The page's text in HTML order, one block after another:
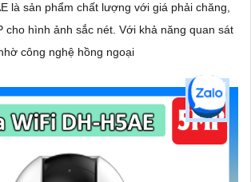
là sản phẩm chất lượng với giá phải chăng,
cho hình ảnh sắc nét. Với khả năng quan sát
công nghệ hồng ngoại